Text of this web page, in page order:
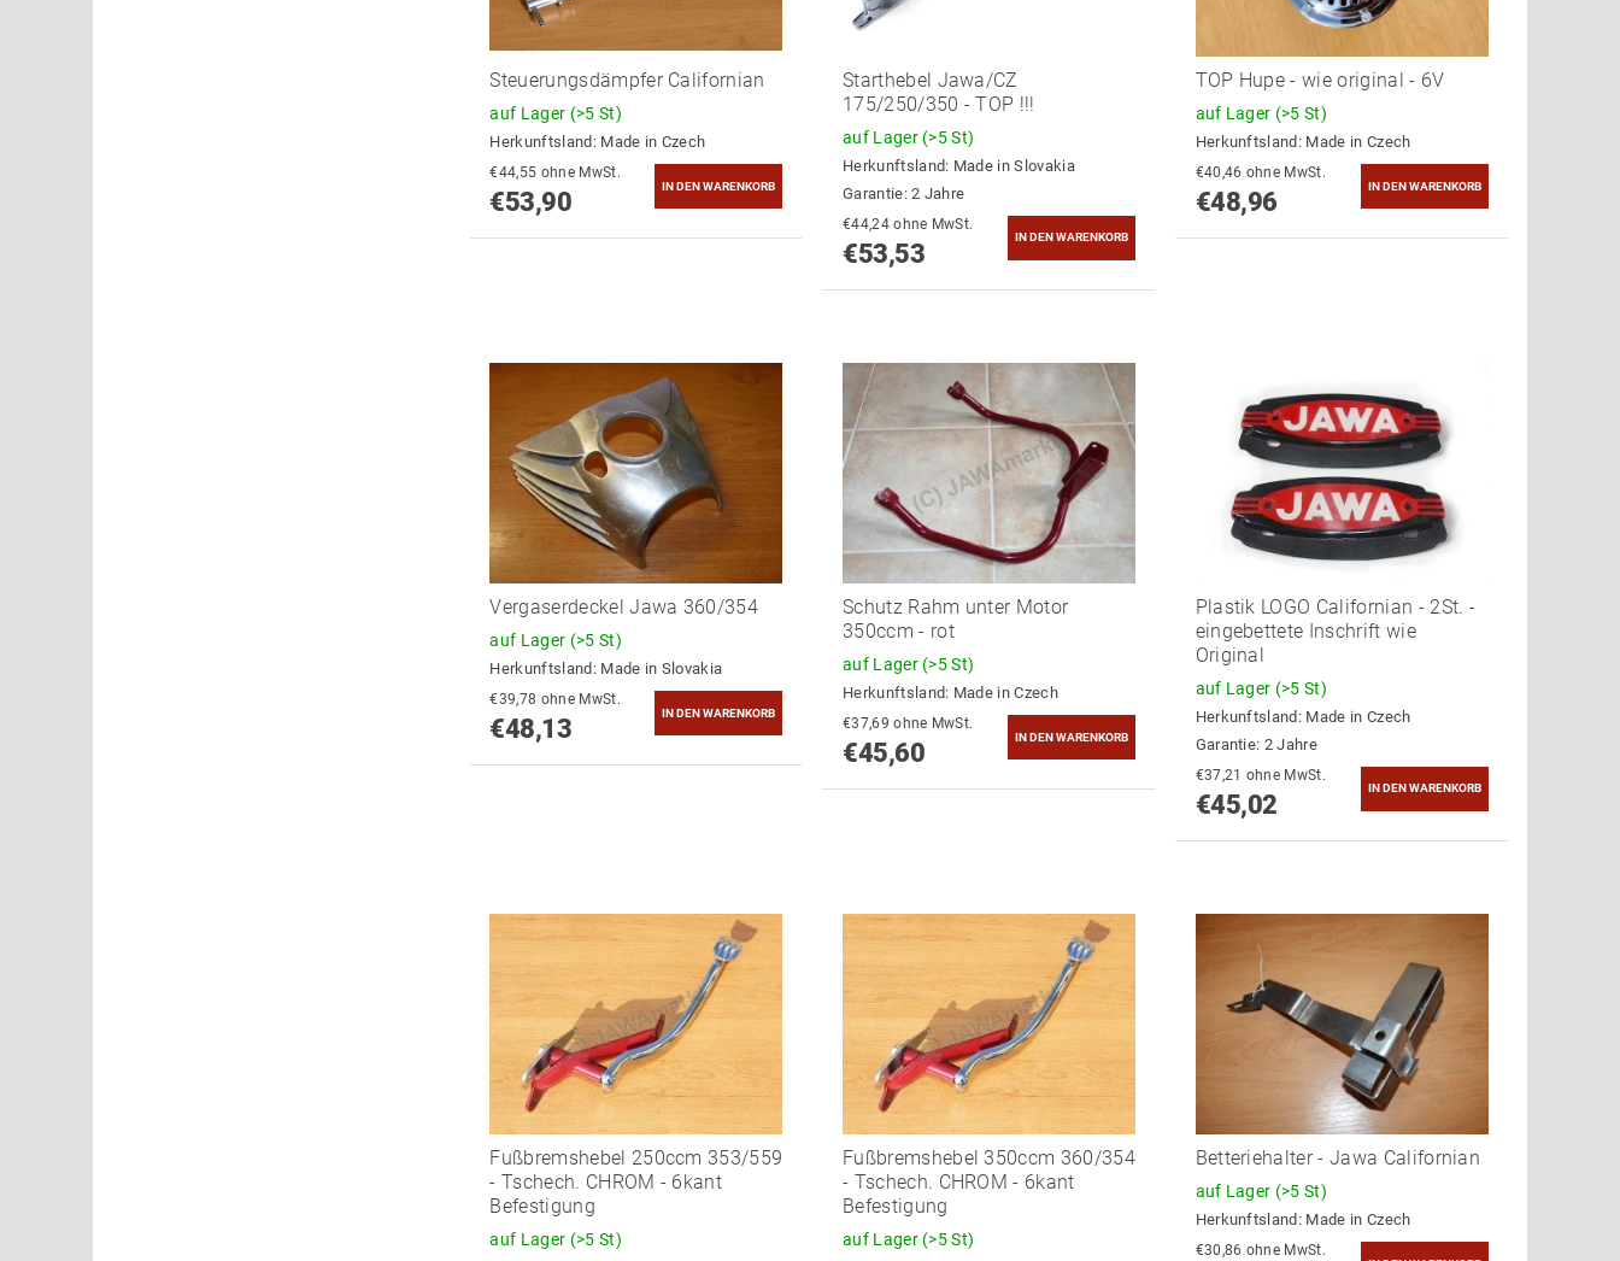
Steuerungsdämpfer Californian
auf Lager (>5 St)
Herkunftsland: Made in Czech
€44,55 ohne MwSt.
€53,90
Starthebel Jawa/CZ
175/250/350 - TOP !!!
auf Lager (>5 St)
Herkunftsland: Made in Slovakia
Garantie: 2 Jahre
€44,24 ohne MwSt.
€53,53
TOP Hupe - wie original - 6V
auf Lager (>5 St)
Herkunftsland: Made in Czech
€40,46 ohne MwSt.
€48,96
Vergaserdeckel Jawa 360/354
auf Lager (>5 St)
Herkunftsland: Made in Slovakia
€39,78 ohne MwSt.
€48,13
Schutz Rahm unter Motor
350ccm - rot
auf Lager (>5 St)
Herkunftsland: Made in Czech
€37,69 ohne MwSt.
€45,60
Plastik LOGO Californian - 2St. -
eingebettete Inschrift wie
Original
auf Lager (>5 St)
Herkunftsland: Made in Czech
Garantie: 2 Jahre
€37,21 ohne MwSt.
€45,02
Fußbremshebel 250ccm 353/559
- Tschech. CHROM - 6kant
Befestigung
auf Lager (>5 St)
Fußbremshebel 350ccm 360/354
- Tschech. CHROM - 6kant
Befestigung
auf Lager (>5 St)
Betteriehalter - Jawa Californian
auf Lager (>5 St)
Herkunftsland: Made in Czech
€30,86 ohne MwSt.